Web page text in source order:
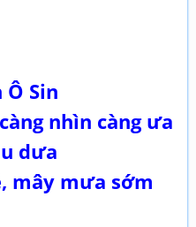
Sin
nhìn càng ưa
dưa
mây mưa sớm